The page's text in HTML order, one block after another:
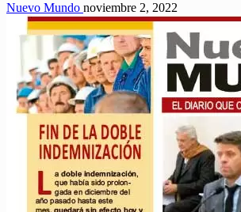
Nuevo Mundo noviembre 2, 2022